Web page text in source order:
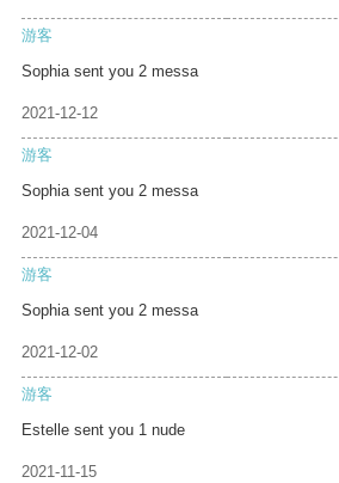
游客
Sophia sent you 2 messa
2021-12-12
游客
Sophia sent you 2 messa
2021-12-04
游客
Sophia sent you 2 messa
2021-12-02
游客
Estelle sent you 1 nude
2021-11-15